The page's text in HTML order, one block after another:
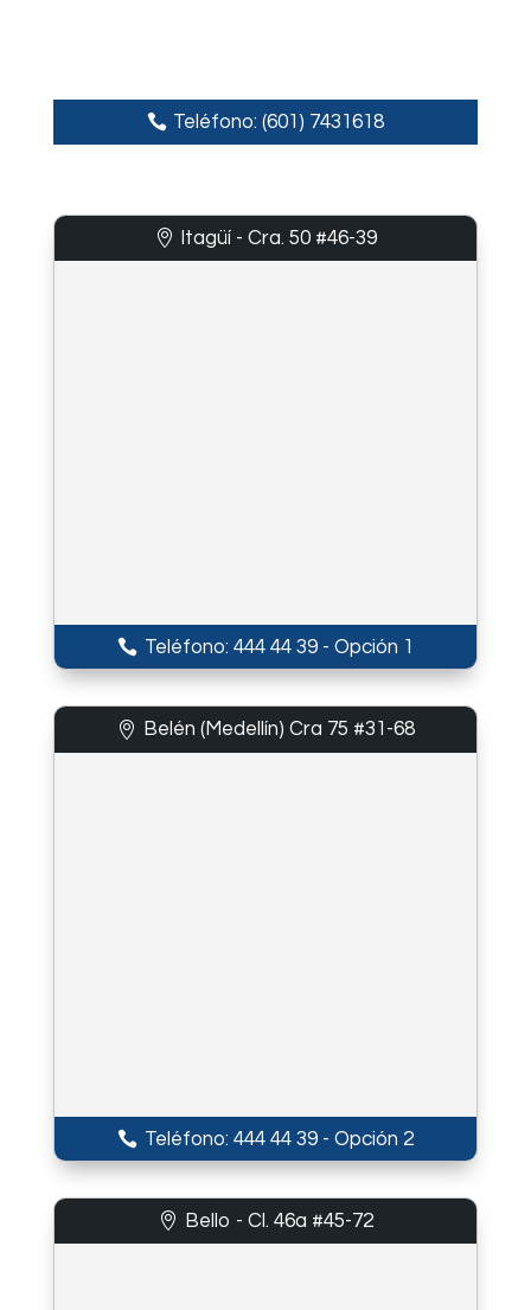
Teléfono: (601) 7431618
Itagüí - Cra. 50 #46-39
Teléfono: 444 44 39 - Opción 1
Belén (Medellín) Cra 75 #31-68
Teléfono: 444 44 39 - Opción 2
Bello - Cl. 46a #45-72